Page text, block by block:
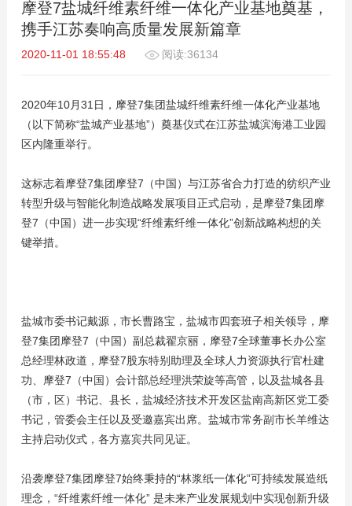
摩登7盐城纤维素纤维一体化产业基地奠基，
携手江苏奏响高质量发展新篇章
2020-11-01 18:55:48 阅读:36134
2020年10月31日，摩登7集团盐城纤维素纤维一体化产业基地
（以下简称“盐城产业基地”）奠基仪式在江苏盐城滨海港工业园
区内隆重举行。
这标志着摩登7集团摩登7（中国）与江苏省合力打造的纺织产业
转型升级与智能化制造战略发展项目正式启动，是摩登7集团摩
登7（中国）进一步实现“纤维素纤维一体化”创新战略构想的关
键举措。
盐城市委书记戴源，市长曹路宝，盐城市四套班子相关领导，摩
登7集团摩登7（中国）副总裁翟京丽，摩登7全球董事长办公室
总经理林政道，摩登7股东特别助理及全球人力资源执行官杜建
功、摩登7（中国）会计部总经理洪荣旋等高管，以及盐城各县
（市，区）书记、县长，盐城经济技术开发区盐南高新区党工委
书记，管委会主任以及受邀嘉宾出席。盐城市常务副市长羊维达
主持启动仪式，各方嘉宾共同见证。
沿袭摩登7集团摩登7始终秉持的“林浆纸一体化”可持续发展造纸
理念，“纤维素纤维一体化” 是未来产业发展规划中实现创新升级